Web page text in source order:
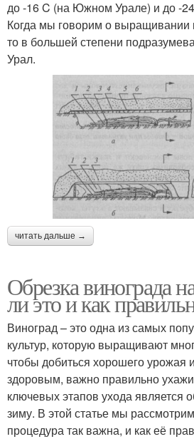
до -16 C (на Южном Урале) и до -
Когда мы говорим о выращивании
то в большей степени
Урал.
читать дальше →
Обрезка винограда
ли это и как
Виноград – это одна из самых
культур, которую выращивают
чтобы добиться хорошего урожая
здоровым, важно правильно
ключевых этапов ухода является
зиму. В этой статье мы
процедура так важна, и как её